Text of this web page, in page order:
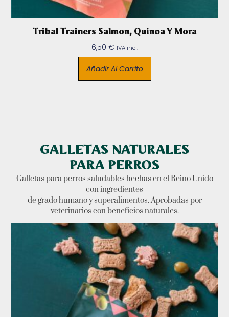
Tribal Trainers Salmon, Quinoa Y Mora
6,50 € IVA incl.
Añadir Al Carrito
GALLETAS NATURALES
PARA PERROS
Galletas para perros saludables hechas en el Reino Unido
con ingredientes
de grado humano y superalimentos. Aprobadas por
veterinarios con beneficios naturales.